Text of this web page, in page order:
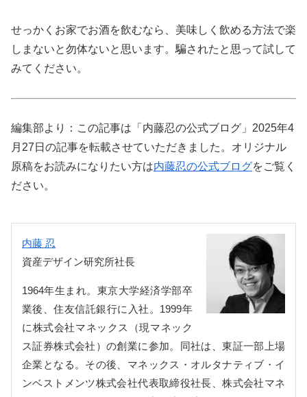
せっかくお家でお酒を飲むなら、美味しく飲める方法で楽
しまないと勿体ないと思います。騙されたと思って試して
みてください。
編集部より：この記事は「内藤忍の公式ブログ」2025年4
月27日の記事を転載させていただきました。オリジナル
原稿をお読みになりたい方は内藤忍の公式ブログをご覧く
ださい。
内藤 忍
資産デザイン研究所社長
1964年生まれ。東京大学経済学部卒
業後、住友信託銀行に入社。1999年
に株式会社マネックス（現マネック
ス証券株式会社）の創業に参加。同社は、東証一部上場
企業となる。その後、マネックス・オルタナティブ・イ
ンベストメンツ株式会社代表取締役社長、株式会社マネ